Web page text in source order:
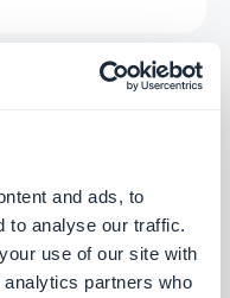
and ads, to
to analyse our traffic.
use of our site with
partners who